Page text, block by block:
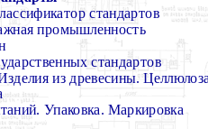
стандартов
промышленность
стандартов
из древесины.
Упаковка. Маркировка